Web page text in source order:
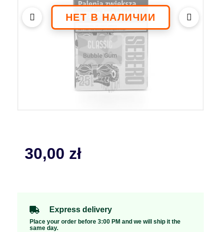
30,00 zł
Express delivery
Place your order before 3:00 PM and we will ship it the
same day.